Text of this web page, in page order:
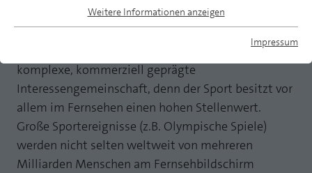
MP auf Mastodon
MP auf LinkedIn
Newsletter
Sport und Medien - ein Forschungsüberblick
Sport, Medien und Wirtschaft bilden heute eine
komplexe, kommerziell geprägte
Interessengemeinschaft, denn der Sport besitzt vor
allem im Fernsehen einen hohen Stellenwert.
Große Sportereignisse (z.B. Olympische Spiele)
werden nicht selten weltweit von mehreren
Milliarden Menschen am Fernsehbildschirm
Essentielle Cookies werden für grundlegende Funktionen der
Webseite einwandfrei funktioniert.
Name fe_typo_user
Anbieter TYPO3
Cookie-Informationen anzeigen
Statistik und Performance mit AT INTERNET
CROSS-DEVICE ANALYTICS LÖSUNG
Weitere Informationen anzeigen
Impressum